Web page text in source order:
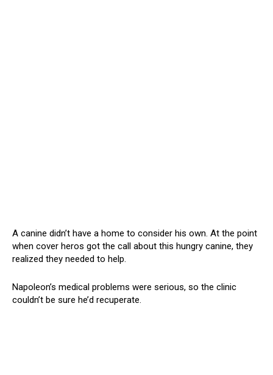
A canine didn’t have a home to consider his own. At the point
when cover heros got the call about this hungry canine, they
realized they needed to help.
Napoleon’s medical problems were serious, so the clinic
couldn’t be sure he’d recuperate.